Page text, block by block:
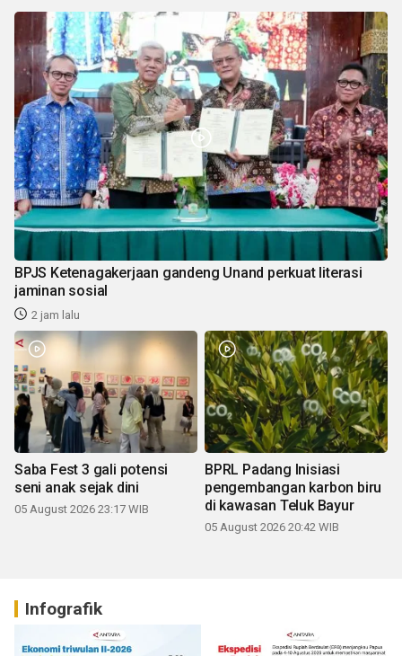
BPJS Ketenagakerjaan gandeng Unand perkuat literasi
jaminan sosial
2 jam lalu
Saba Fest 3 gali potensi
seni anak sejak dini
05 August 2026 23:17 WIB
BPRL Padang Inisiasi
pengembangan karbon biru
di kawasan Teluk Bayur
05 August 2026 20:42 WIB
Infografik